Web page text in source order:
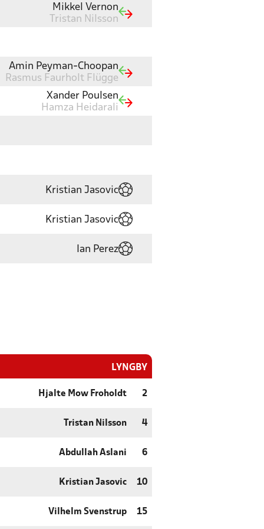
Mikkel Vernon
Tristan Nilsson
Amin Peyman-Choopan
Rasmus Faurholt Flügge
Xander Poulsen
Hamza Heidarali
Kristian Jasovic
Kristian Jasovic
Ian Perez
LYNGBY
Hjalte Mow Froholdt 2
Tristan Nilsson 4
Abdullah Aslani 6
Kristian Jasovic 10
Vilhelm Svenstrup 15